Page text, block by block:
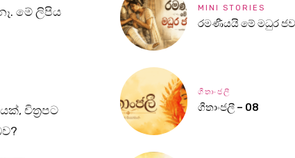
මේ ලිපිය
චිත්‍රපට
MINI STORIES
රමණීයයි මේ මධුර
ගීතාංජලී
ගීතාංජලී – 08